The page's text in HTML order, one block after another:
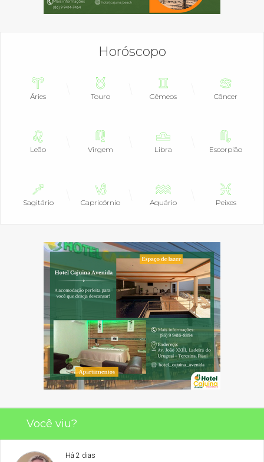
Horóscopo
Áries Touro Gêmeos Câncer
Leão Virgem Libra Escorpião
Sagitário Capricórnio Aquário Peixes
Você viu?
Há 2 dias